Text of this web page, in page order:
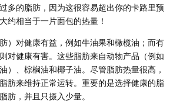
多的脂肪，因为这很容易超出你的卡路里预
约相当于一片面包的热量！
）对健康有益，例如牛油果和橄榄油；而有
对健康有害。这些脂肪来自动物产品（例如
）、棕榈油和椰子油。尽管脂肪热量很高，
肪来维持正常运转。重要的是选择健康的脂
肪，并且只摄入少量。